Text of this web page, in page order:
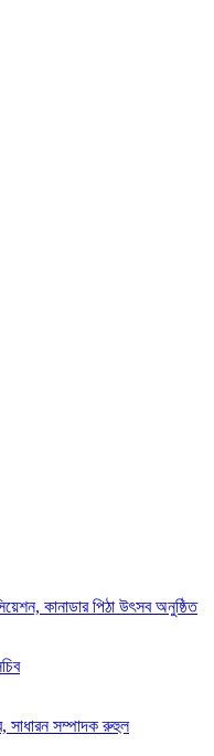
কানাডার পিঠা উৎসব অনুষ্ঠিত
সাধারন সম্পাদক রুহুল